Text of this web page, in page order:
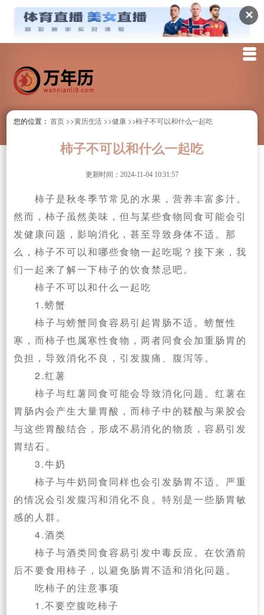
✕
您的位置：首页 >>黄历生活 >>健康 >>柿子不可以和什么一起吃
柿子不可以和什么一起吃
更新时间：2024-11-04 10:31:57
柿子是秋冬季节常见的水果，营养丰富多汁。
然而，柿子虽然美味，但与某些食物同食可能会引
发健康问题，影响消化，甚至导致身体不适。那
么，柿子不可以和哪些食物一起吃呢？接下来，我
们一起来了解一下柿子的饮食禁忌吧。
柿子不可以和什么一起吃
1.螃蟹
柿子与螃蟹同食容易引起胃肠不适。螃蟹性
寒，而柿子也属寒性食物，两者同食会加重肠胃的
负担，导致消化不良，引发腹痛、腹泻等。
2.红薯
柿子与红薯同食可能会导致消化问题。红薯在
胃肠内会产生大量胃酸，而柿子中的鞣酸与果胶会
与这些胃酸结合，形成不易消化的物质，容易引发
胃结石。
3.牛奶
柿子与牛奶同食同样也会引发肠胃不适。严重
的情况会引发腹泻和消化不良。特别是一些肠胃敏
感的人群。
4.酒类
柿子与酒类同食容易引发中毒反应。在饮酒前
后不要食用柿子，以避免肠胃不适和消化问题。
吃柿子的注意事项
1.不要空腹吃柿子